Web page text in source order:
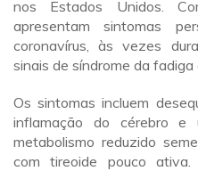
nos Estados Unidos.
apresentam sintomas
coronavírus, às vezes
sinais de síndrome da
Os sintomas incluem
inflamação do cérebro e
metabolismo reduzido
com tireoide pouco